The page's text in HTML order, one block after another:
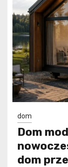
dom
Dom
dom